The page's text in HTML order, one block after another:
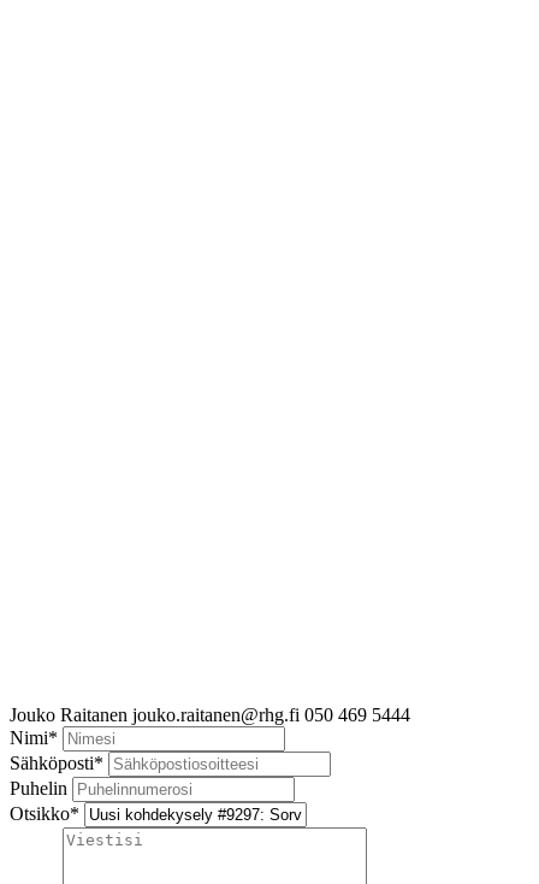
Jouko Raitanen jouko.raitanen@rhg.fi 050 469 5444
Nimi*
Sähköposti*
Puhelin
Otsikko*